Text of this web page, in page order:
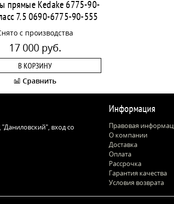
прямые Kedake 6775-90-
7.5 0690-6775-90-555
с производства
17 000 руб.
В КОРЗИНУ
Сравнить
"Даниловский", вход со
Информация
Правовая
О компании
Доставка
Оплата
Рассрочка
Гарантия качества
Условия возврата